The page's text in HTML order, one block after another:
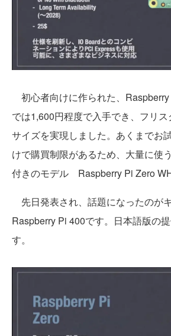
初心者向けに作られた、
では1,600円程度で入手でき、フリ
サイズを実現しました。あくまでお
けで購買制限があるため、大量に使
付きのモデル Raspberry Pi Zero WH
先日発表され、話題になったのが
Raspberry Pi 400です。日本語版の
す。